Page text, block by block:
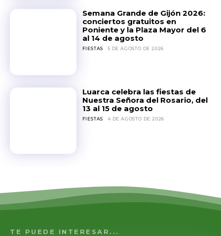
Semana Grande de Gijón 2026:
conciertos gratuitos en
Poniente y la Plaza Mayor del 6
al 14 de agosto
FIESTAS 5 DE AGOSTO DE 2026
Luarca celebra las fiestas de
Nuestra Señora del Rosario, del
13 al 15 de agosto
FIESTAS 4 DE AGOSTO DE 2026
TE PUEDE INTERESAR...